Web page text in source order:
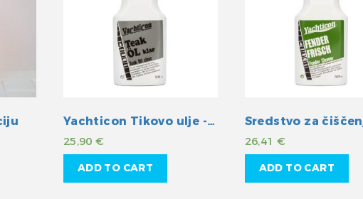
Yachticon Tikovo ulje -klar
25,90€
ADD TO CART
26,41 €
ADD TO CART